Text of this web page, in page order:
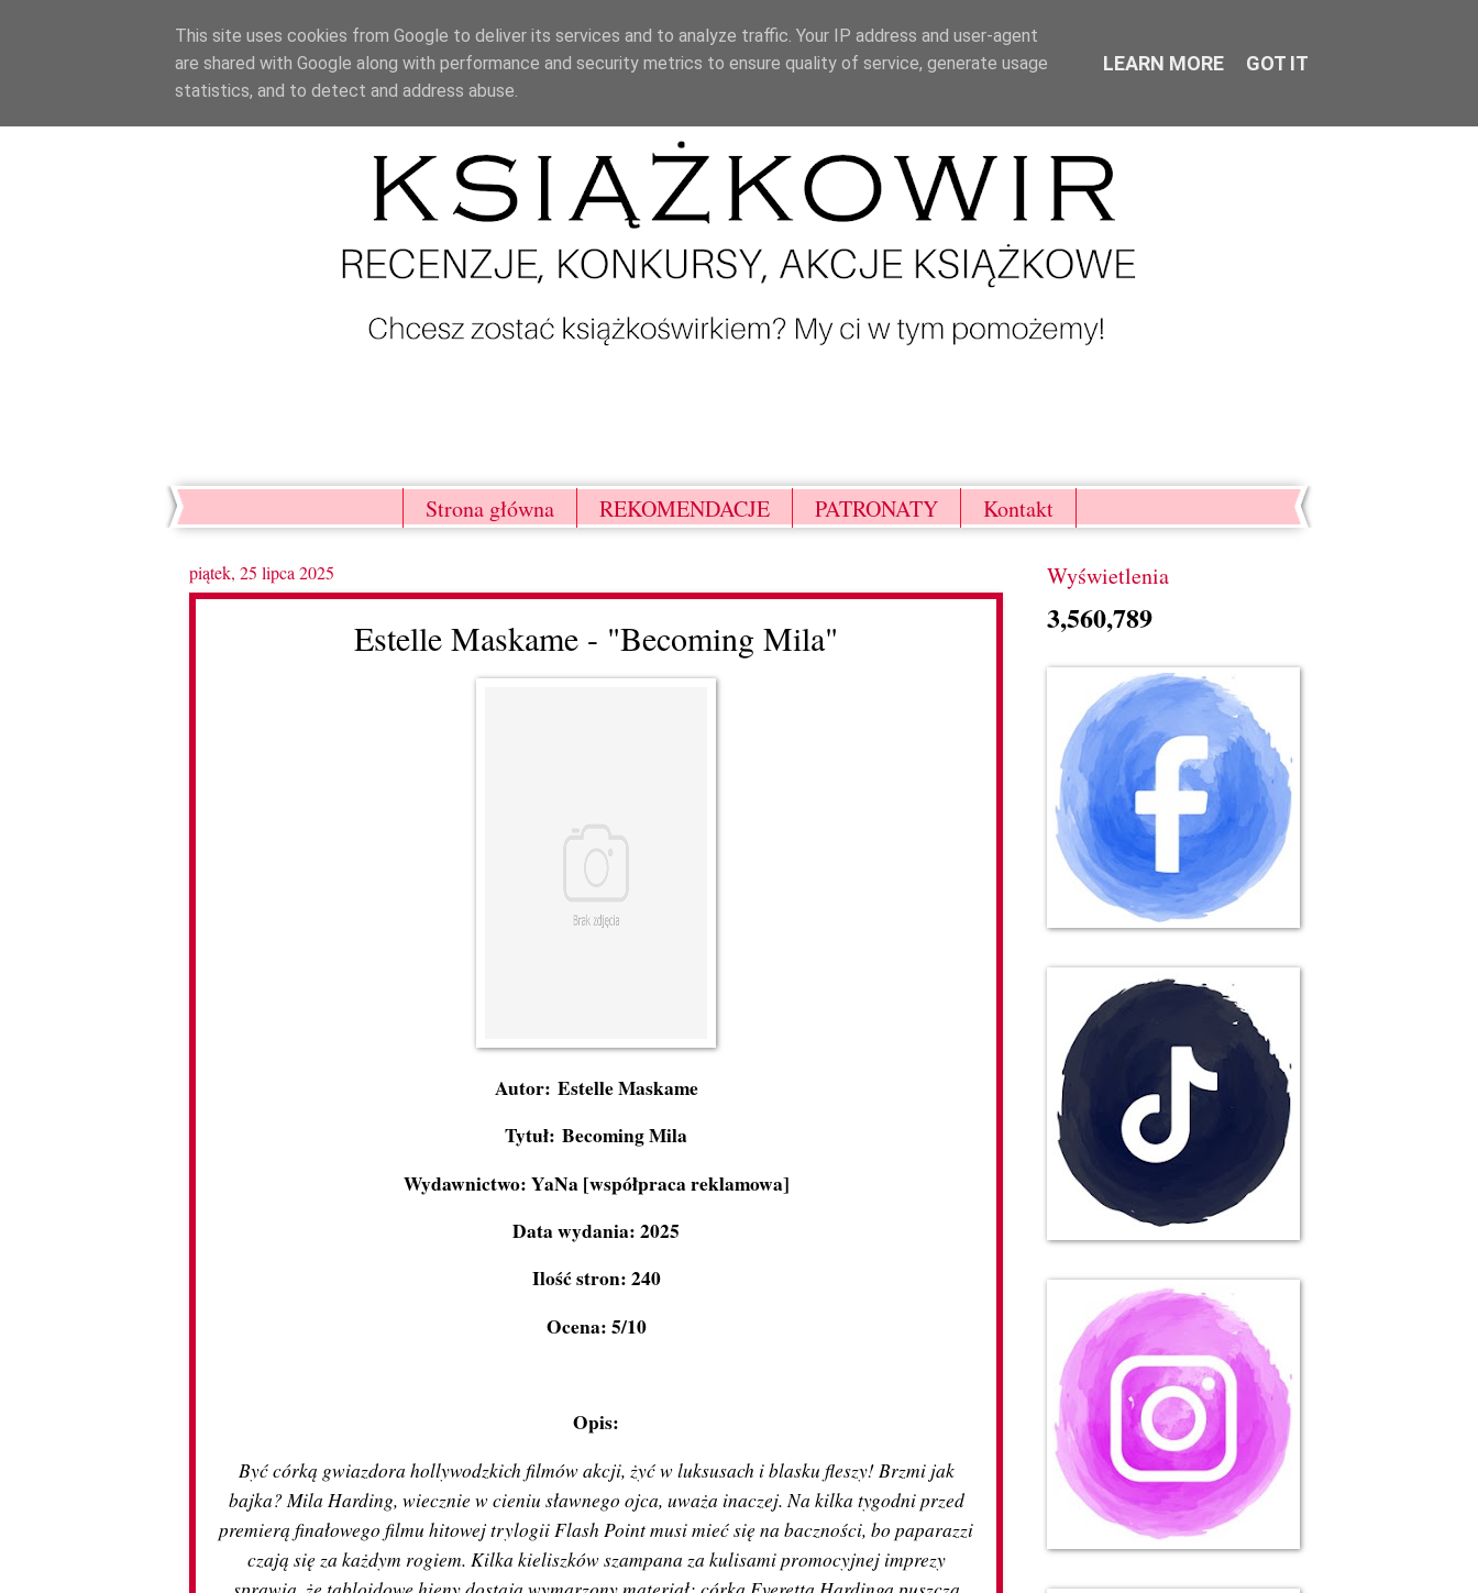
Strona główna REKOMENDACJE PATRONATY Kontakt
piątek, 25 lipca 2025
Estelle Maskame - "Becoming Mila"
Autor: Estelle Maskame
Tytuł: Becoming Mila
Wydawnictwo: YaNa [współpraca reklamowa]
Data wydania: 2025
Ilość stron: 240
Ocena: 5/10
Opis:
Być córką gwiazdora hollywodzkich filmów akcji, żyć w luksusach i blasku fleszy! Brzmi jak
bajka? Mila Harding, wiecznie w cieniu sławnego ojca, uważa inaczej. Na kilka tygodni przed
premierą finałowego filmu hitowej trylogii Flash Point musi mieć się na baczności, bo paparazzi
czają się za każdym rogiem. Kilka kieliszków szampana za kulisami promocyjnej imprezy
Wyświetlenia
3,560,789
This site uses cookies from Google to deliver its services and to analyze traffic. Your IP address and user-agent
are shared with Google along with performance and security metrics to ensure quality of service, generate usage
statistics, and to detect and address abuse.
LEARN MORE GOT IT